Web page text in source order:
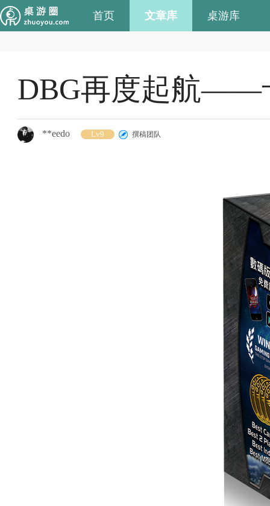
首页 文章库 桌游库
DBG再度起航——
**eedo Lv9 撰稿团队